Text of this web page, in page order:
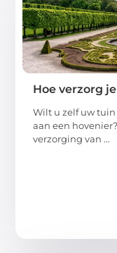
Hoe verzorg
Wilt u zelf uw tuin
aan een
verzorging van ...